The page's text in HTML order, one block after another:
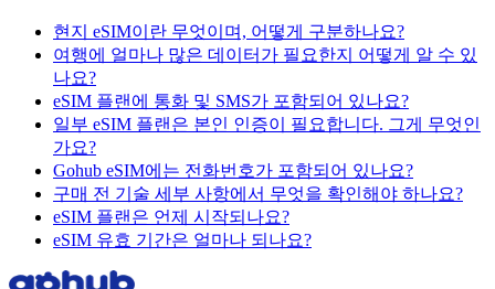
현지 eSIM이란 무엇이며, 어떻게 구분하나요?
여행에 얼마나 많은 데이터가 필요한지 어떻게 알 수 있
나요?
eSIM 플랜에 통화 및 SMS가 포함되어 있나요?
일부 eSIM 플랜은 본인 인증이 필요합니다. 그게 무엇인
가요?
Gohub eSIM에는 전화번호가 포함되어 있나요?
구매 전 기술 세부 사항에서 무엇을 확인해야 하나요?
eSIM 플랜은 언제 시작되나요?
eSIM 유효 기간은 얼마나 되나요?